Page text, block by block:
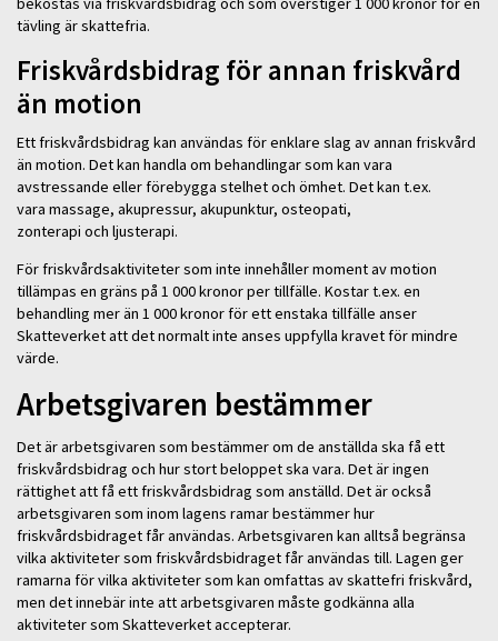
tävling är skattefria.
Friskvårdsbidrag för annan friskvård
än motion
Ett friskvårdsbidrag kan användas för enklare slag av annan friskvård
än motion. Det kan handla om behandlingar som kan vara
avstressande eller förebygga stelhet och ömhet. Det kan t.ex.
vara massage, akupressur, akupunktur, osteopati,
zonterapi och ljusterapi.
För friskvårdsaktiviteter som inte innehåller moment av motion
tillämpas en gräns på 1 000 kronor per tillfälle. Kostar t.ex. en
behandling mer än 1 000 kronor för ett enstaka tillfälle anser
Skatteverket att det normalt inte anses uppfylla kravet för mindre
värde.
Arbetsgivaren bestämmer
Det är arbetsgivaren som bestämmer om de anställda ska få ett
friskvårdsbidrag och hur stort beloppet ska vara. Det är ingen
rättighet att få ett friskvårdsbidrag som anställd. Det är också
arbetsgivaren som inom lagens ramar bestämmer hur
friskvårdsbidraget får användas. Arbetsgivaren kan alltså begränsa
vilka aktiviteter som friskvårdsbidraget får användas till. Lagen ger
ramarna för vilka aktiviteter som kan omfattas av skattefri friskvård,
men det innebär inte att arbetsgivaren måste godkänna alla
aktiviteter som Skatteverket accepterar.